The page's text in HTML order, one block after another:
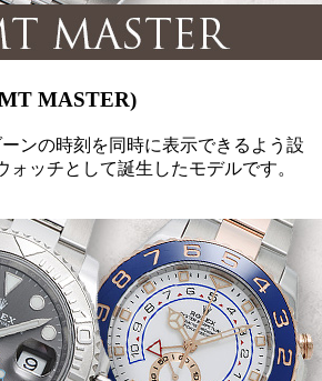
MASTER)
ンの時刻を同時に表示できるよう設
ォッチとして誕生したモデルです。